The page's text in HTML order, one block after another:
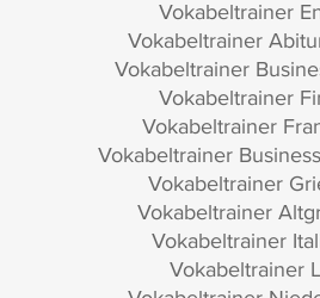
Vokabeltrainer
Vokabeltrainer
Vokabeltrainer
Vokabeltrainer
Vokabeltrainer
Vokabeltrainer
Vokabeltrainer
Vokabeltrainer
Vokabeltrainer
Vokabeltrainer